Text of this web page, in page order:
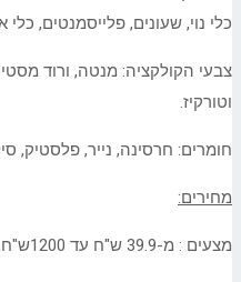
כלי נוי, שעונים, פלייסמנטים,
צבעי הקולקציה: מנטה, ורוד
וטורקיז.
חומרים: חרסינה, נייר, פלסטיק,
מחירים:
מצעים : מ-39.9 ש"ח עד 1200ש"ח, מגבות מ-9.9₪, עד 199 ₪.